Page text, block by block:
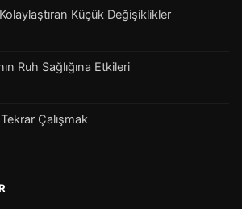
Küçük Değişiklikler
Ruh Sağlığına Etkileri
Çalışmak